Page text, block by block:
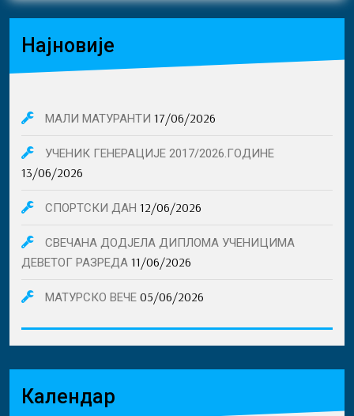
Најновије
МАЛИ МАТУРАНТИ 17/06/2026
УЧЕНИК ГЕНЕРАЦИЈЕ 2017/2026.ГОДИНЕ
13/06/2026
СПОРТСКИ ДАН 12/06/2026
СВЕЧАНА ДОДЈЕЛА ДИПЛОМА УЧЕНИЦИМА
ДЕВЕТОГ РАЗРЕДА 11/06/2026
МАТУРСКО ВЕЧЕ 05/06/2026
Календар